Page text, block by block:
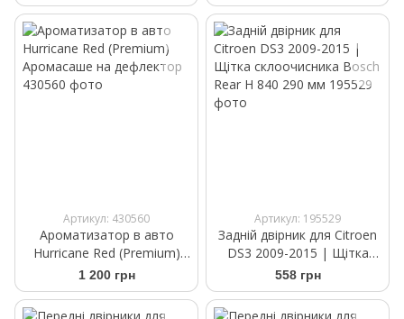
Артикул: 430560
Ароматизатор в авто
Hurricane Red (Premium)
Аромасаше на дефлектор
1 200 грн
Артикул: 195529
Задній двірник для Citroen
DS3 2009-2015 | Щітка
склоочисника Bosch Rear
H 840 290 мм
558 грн